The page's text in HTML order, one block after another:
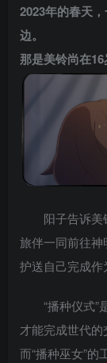
2023年的春天
边。
那是美铃尚在16
阳子告诉
旅伴一同前往神
护送自己完成作
“播种仪式
才能完成世代的
而“播种巫女”的